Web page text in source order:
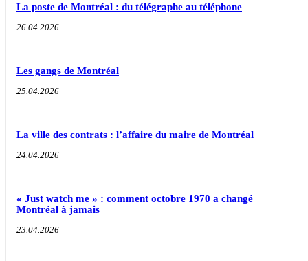
La poste de Montréal : du télégraphe au téléphone
26.04.2026
Les gangs de Montréal
25.04.2026
La ville des contrats : l’affaire du maire de Montréal
24.04.2026
« Just watch me » : comment octobre 1970 a changé
Montréal à jamais
23.04.2026